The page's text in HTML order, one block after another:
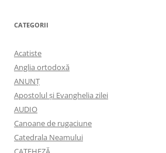
CATEGORII
Acatiste
Anglia ortodoxă
ANUNŢ
Apostolul şi Evanghelia zilei
AUDIO
Canoane de rugaciune
Catedrala Neamului